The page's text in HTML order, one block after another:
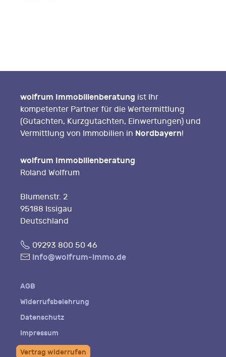
wolfrum Immobilienberatung ist Ihr
kompetenter Partner für die Wertermittlung
(Gutachten, Kurzgutachten, Einwertungen) und
Vermittlung von Immobilien in Nordbayern!
wolfrum Immobilienberatung
Roland Wolfrum
Blumenstr. 2
95188 Issigau
Deutschland
Fon09293 800 50 46
E- info@wolfrum-immo.de
AGB
Widerrufsbelehrung
Datenschutz
Impressum
Vertrag widerrufen